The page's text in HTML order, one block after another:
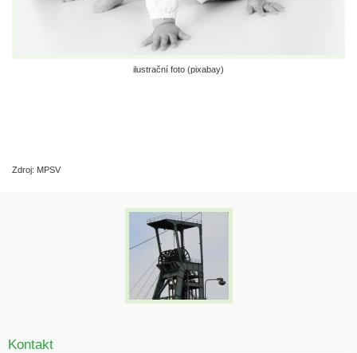
ilustrační foto (pixabay)
Zdroj: MPSV
Kontakt